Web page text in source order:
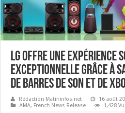
LG offre une expérience
exceptionnelle grâce à
de barres de son et de
Rédaction Matininfos.net
16 août
AMA, French News Release 1,428